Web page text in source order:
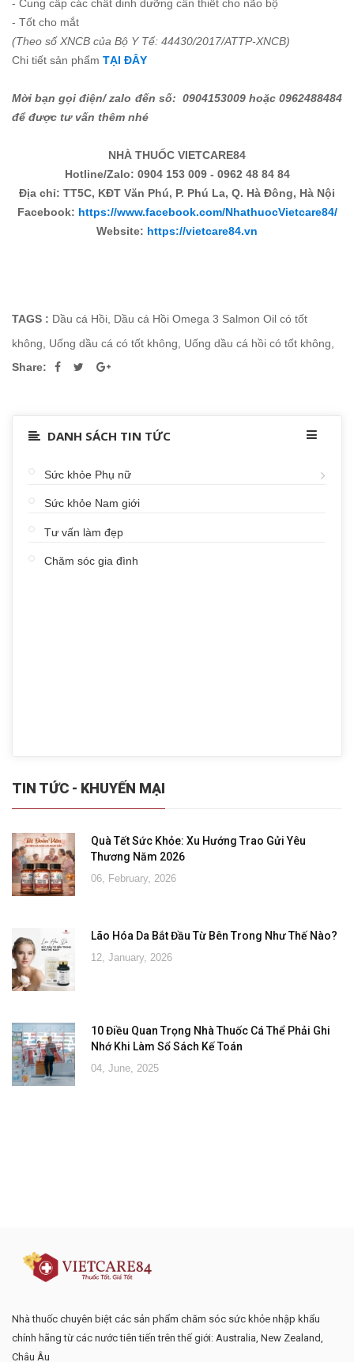
- Cung cấp các chất dinh dưỡng cần thiết cho não bộ
- Tốt cho mắt
(Theo số XNCB của Bộ Y Tế: 44430/2017/ATTP-XNCB)
Chi tiết sản phẩm TẠI ĐÂY
Mời bạn gọi điện/ zalo đến số: 0904153009 hoặc 0962488484
để được tư vấn thêm nhé
NHÀ THUỐC VIETCARE84
Hotline/Zalo: 0904 153 009 - 0962 48 84 84
Địa chỉ: TT5C, KĐT Văn Phú, P. Phú La, Q. Hà Đông, Hà Nội
Facebook: https://www.facebook.com/NhathuocVietcare84/
Website: https://vietcare84.vn
TAGS : Dầu cá Hồi, Dầu cá Hồi Omega 3 Salmon Oil có tốt
không, Uống dầu cá có tốt không, Uống dầu cá hồi có tốt không,
Share:
DANH SÁCH TIN TỨC
Sức khỏe Phụ nữ
Sức khỏe Nam giới
Tư vấn làm đẹp
Chăm sóc gia đình
TIN TỨC - KHUYẾN MẠI
Quà Tết Sức Khỏe: Xu Hướng Trao Gửi Yêu
Thương Năm 2026
06, February, 2026
Lão Hóa Da Bắt Đầu Từ Bên Trong Như Thế Nào?
12, January, 2026
10 Điều Quan Trọng Nhà Thuốc Cá Thể Phải Ghi
Nhớ Khi Làm Sổ Sách Kế Toán
04, June, 2025
Nhà thuốc chuyên biệt các sản phẩm chăm sóc sức khỏe nhập khẩu
chính hãng từ các nước tiên tiến trên thế giới: Australia, New Zealand,
Châu Âu